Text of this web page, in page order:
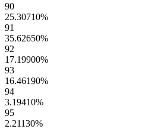
90
25.30710%
91
35.62650%
92
17.19900%
93
16.46190%
94
3.19410%
95
2.21130%